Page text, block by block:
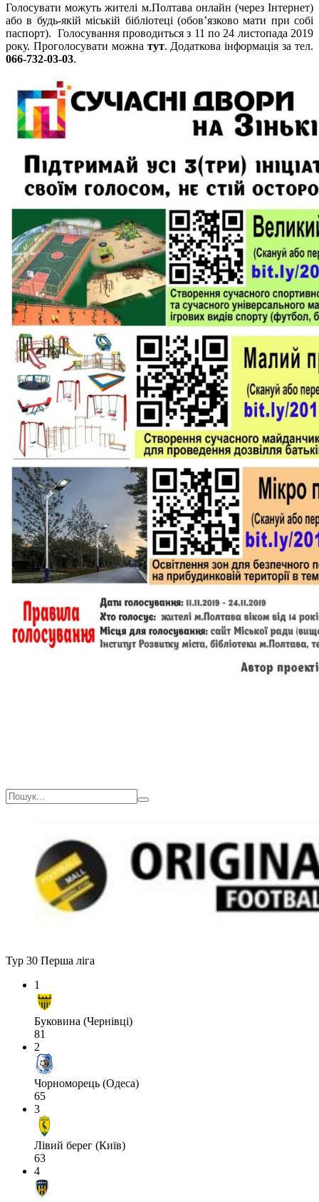
Голосувати можуть жителі м.Полтава онлайн (через Інтернет)
або в будь-якій міській бібліотеці (обов’язково мати при собі
паспорт). Голосування проводиться з 11 по 24 листопада 2019
року. Проголосувати можна тут. Додаткова інформація за тел.
066-732-03-03.
Тур 30 Перша ліга
1
Буковина (Чернівці)
81
2
Чорноморець (Одеса)
65
3
Лівий берег (Київ)
63
4